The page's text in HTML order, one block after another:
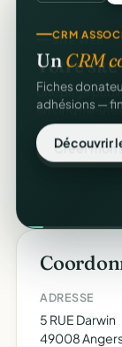
CRM
Un CRM
Fiches
adhésions —
Découvrir
ADRESSE
5 RUE Darwin
49008